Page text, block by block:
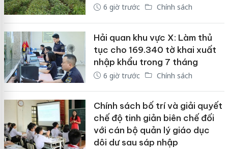
6 giờ trước Chính sách
Hải quan khu vực X: Làm thủ
tục cho 169.340 tờ khai xuất
nhập khẩu trong 7 tháng
6 giờ trước Chính sách
Chính sách bố trí và giải quyết
chế độ tinh giản biên chế đối
với cán bộ quản lý giáo dục
dôi dư sau sáp nhập